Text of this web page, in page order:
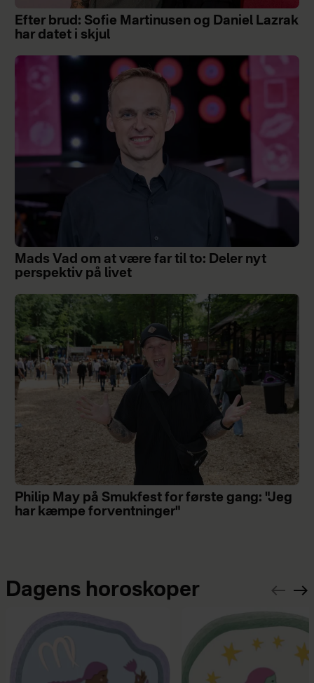
Efter brud: Sofie Martinusen og Daniel Lazrak
har datet i skjul
Mads Vad om at være far til to: Deler nyt
perspektiv på livet
Philip May på Smukfest for første gang: "Jeg
har kæmpe forventninger"
Dagens horoskoper